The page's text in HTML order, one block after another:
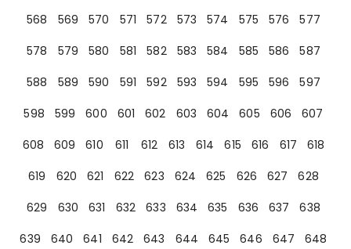
568
569 570 571 572 573 574 575 576
577
578
579 580 581 582 583 584 585 586
587
588
589 590 591 592 593 594 595 596
597
598
599 600 601 602 603 604 605 606
607
608
609 610 611 612 613 614 615 616 617
618
619
620 621 622 623 624 625 626 627
628
629
630 631 632 633 634 635 636 637
638
639
640 641 642 643 644 645 646 647
648